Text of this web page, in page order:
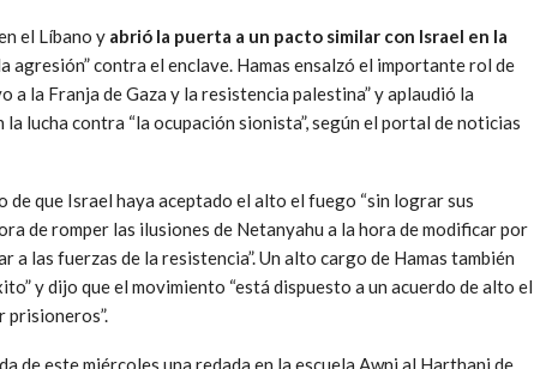
el Líbano y abrió la puerta a un pacto similar con Israel en la
agresión” contra el enclave. Hamas ensalzó el importante rol de
a la Franja de Gaza y la resistencia palestina” y aplaudió la
lucha contra “la ocupación sionista”, según el portal de noticias
de que Israel haya aceptado el alto el fuego “sin lograr sus
de romper las ilusiones de Netanyahu a la hora de modificar por
las fuerzas de la resistencia”. Un alto cargo de Hamas también
y dijo que el movimiento “está dispuesto a un acuerdo de alto el
prisioneros”.
de este miércoles una redada en la escuela Awni al Harthani de